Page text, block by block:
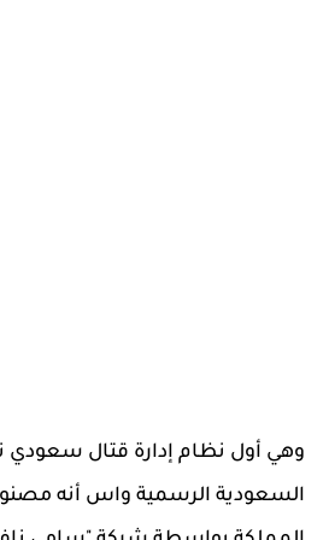
وهي أول نظام إدارة قتال سعودي